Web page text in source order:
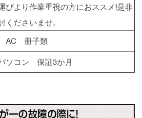
びより作業重視の方におススメ!是非
くださいませ。
AC 冊子類
ソコン 保証3か月